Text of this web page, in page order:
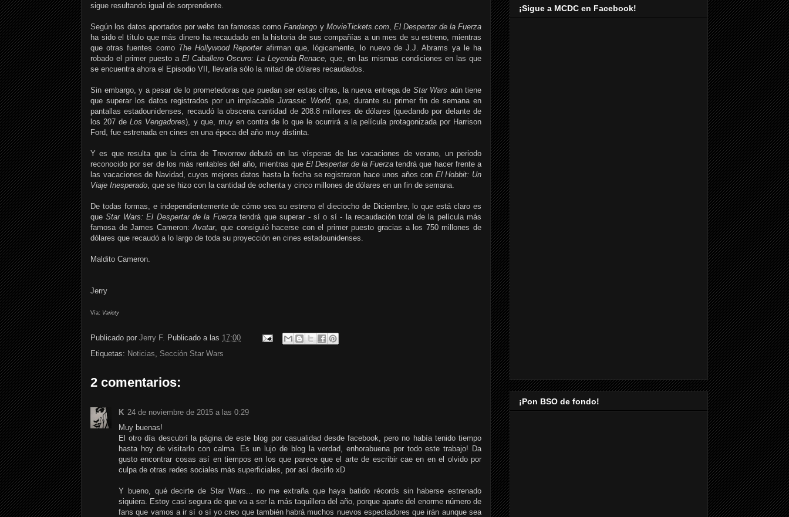
sigue resultando igual de sorprendente.
Según los datos aportados por webs tan famosas comoFandango y MovieTickets.com, El Despertar de la Fuerza
ha sido el título que más dinero ha recaudado en la historia de sus compañías a un mes de su estreno, mientras
que otras fuentes como The Hollywood Reporterafirman que, lógicamente, lo nuevo de J.J. Abrams ya le ha
robado el primer puesto a El Caballero Oscuro: La Leyenda Renace,que, en las mismas condiciones en las que
se encuentra ahora el Episodio VII, llevaría sólo la mitad de dólares recaudados.
Sin embargo, y a pesar de lo prometedoras que puedan ser estas cifras, la nueva entrega de Star Wars aún tiene
que superar los datos registrados por un implacableJurassic World, que, durante su primer fin de semana en
pantallas estadounidenses, recaudó la obscena cantidad de 208.8 millones de dólares (quedando por delante de
los 207 deLos Vengadores), y que, muy en contra de lo que le ocurrirá a la película protagonizada por Harrison
Ford, fue estrenada en cines en una época del año muy distinta.
Y es que resulta que la cinta de Trevorrow debutó en las vísperas de las vacaciones de verano, un periodo
reconocido por ser de los más rentables del año, mientras queEl Despertar de la Fuerzatendrá que hacer frente a
las vacaciones de Navidad, cuyos mejores datos hasta la fecha se registraron hace unos años con El Hobbit: Un
Viaje Inesperado , que se hizo con la cantidad de ochenta y cinco millones de dólares en un fin de semana.
De todas formas, e independientemente de cómo sea su estreno el dieciocho de Diciembre, lo que está claro es
que Star Wars: El Despertar de la Fuerzatendrá que superar - sí o sí - la recaudación total de la película más
famosa de James Cameron:Avatar, que consiguió hacerse con el primer puesto gracias a los 750 millones de
dólares que recaudó a lo largo de toda su proyección en cines estadounidenses.
Maldito Cameron.
Jerry
Vía: Variety
Publicado por Jerry F. Publicado a las 17:00
Etiquetas: Noticias Sección Star Wars
2 comentarios:
K 24 de noviembre de 2015 a las 0:29
Muy buenas!
El otro día descubrí la página de este blog por casualidad desde facebook, pero no había tenido tiempo
hasta hoy de visitarlo con calma. Es un lujo de blog la verdad, enhorabuena por todo este trabajo! Da
gusto encontrar cosas así en tiempos en los que parece que el arte de escribir cae en en el olvido por
culpa de otras redes sociales más superficiales, por así decirlo xD
Y bueno, qué decirte de Star Wars... no me extraña que haya batido récords sin haberse estrenado
siquiera. Estoy casi segura de que va a ser la más taquillera del año, porque aparte del enorme número de
fans que vamos a ir sí o sí yo creo que también habrá muchos nuevos espectadores que irán aunque sea
¡Sigue a MCDC en Facebook!
¡Pon BSO de fondo!